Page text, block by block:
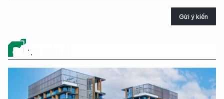
Gửi ý kiến
ĐỪNG BỎ LỠ